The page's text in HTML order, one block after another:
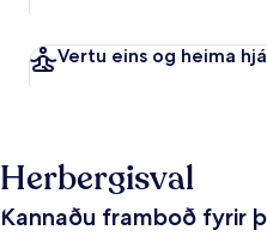
Vertu eins og heima
Herbergisval
Kannaðu framboð fyrir